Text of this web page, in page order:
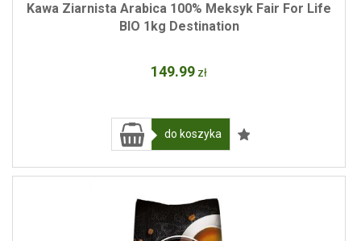
Kawa Ziarnista Arabica 100% Meksyk Fair For Life
BIO 1kg Destination
149.99 zł
do koszyka